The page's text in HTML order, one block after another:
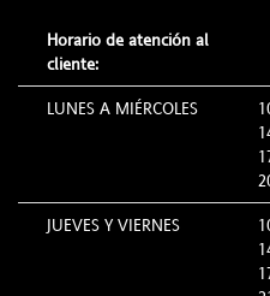
Horario de atención al
cliente:
LUNES A MIÉRCOLES
JUEVES Y VIERNES